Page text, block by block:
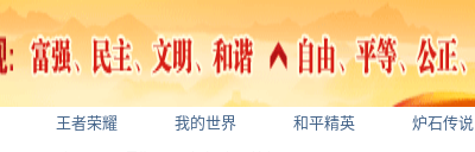
王者荣耀 我的世界 和平精英 炉石传说